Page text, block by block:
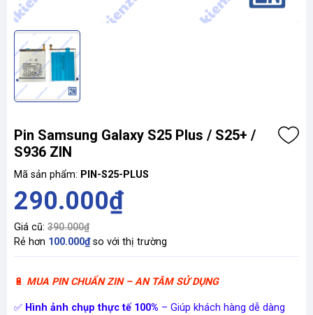
Pin Samsung Galaxy S25 Plus / S25+ /
S936 ZIN
Mã sản phẩm: PIN-S25-PLUS
290.000₫
Giá cũ: 390.000₫
Rẻ hơn 100.000₫so với thị trường
🔋 MUA PIN CHUẨN ZIN – AN TÂM SỬ DỤNG
✅ Hình ảnh chụp thực tế 100% – Giúp khách hàng dễ dàng